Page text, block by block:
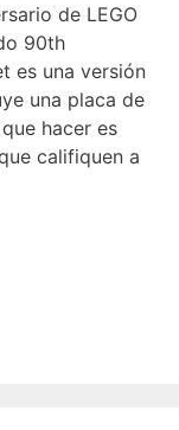
de LEGO
90th
es una versión
una placa de
hacer es
califiquen a